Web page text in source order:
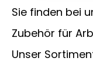
Sie finden bei
Zubehör für
Unser